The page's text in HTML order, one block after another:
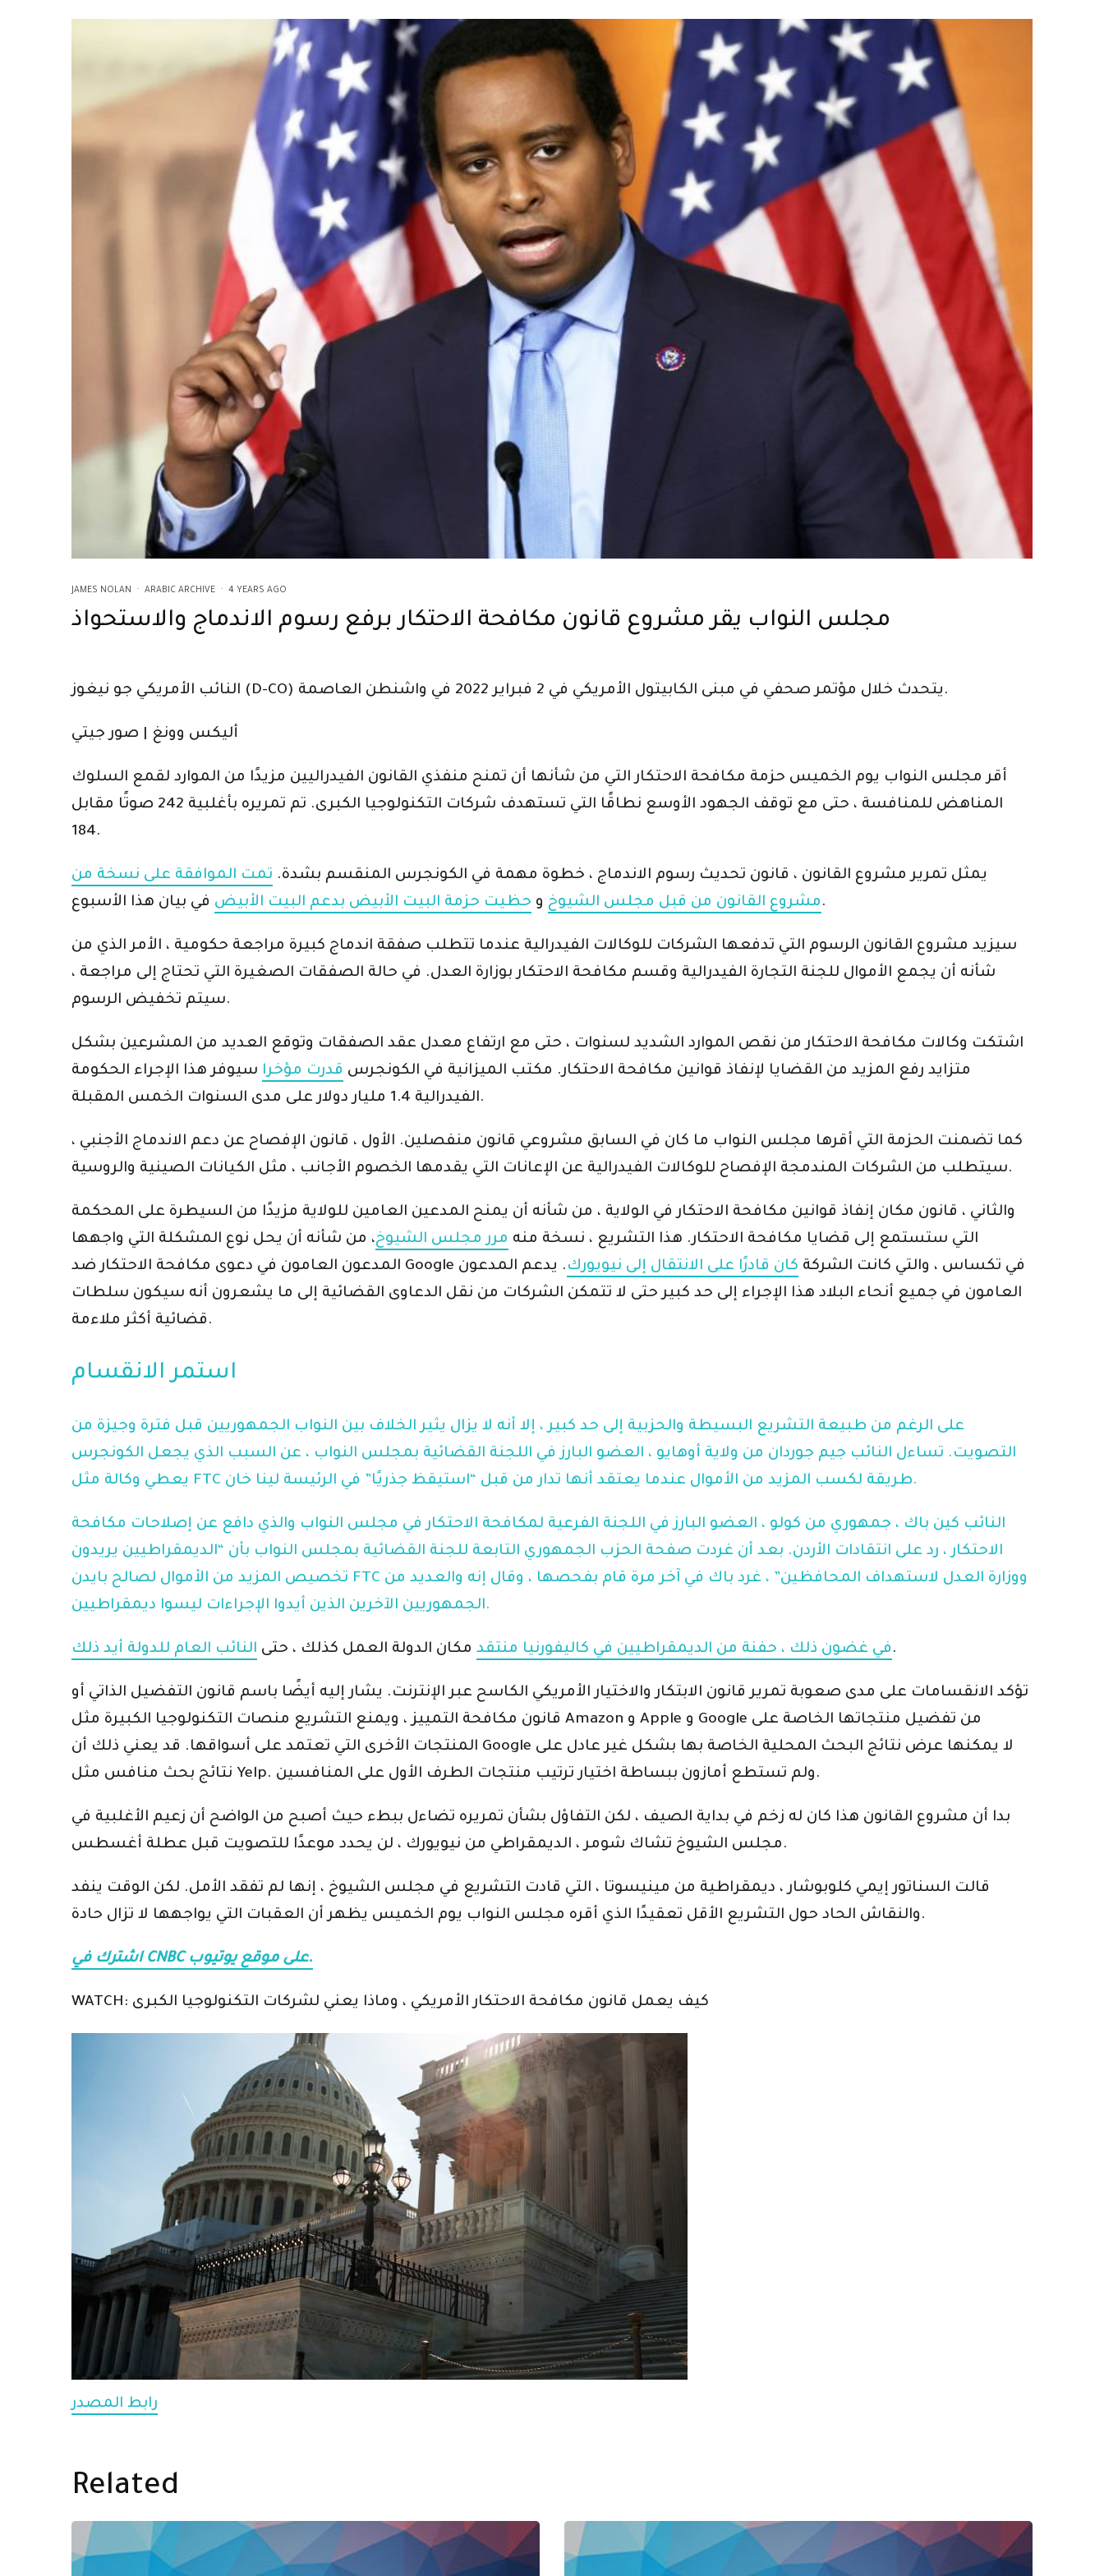
JAMES NOLAN · ARABIC ARCHIVE · 4 YEARS AGO
مجلس النواب يقر مشروع قانون مكافحة الاحتكار برفع رسوم الاندماج والاستحواذ
النائب الأمريكي جو نيغوز (D-CO) يتحدث خلال مؤتمر صحفي في مبنى الكابيتول الأمريكي في 2 فبراير 2022 في واشنطن العاصمة.
أليكس وونغ | صور جيتي
أقر مجلس النواب يوم الخميس حزمة مكافحة الاحتكار التي من شأنها أن تمنح منفذي القانون الفيدراليين مزيدًا من الموارد لقمع السلوك
المناهض للمنافسة ، حتى مع توقف الجهود الأوسع نطاقًا التي تستهدف شركات التكنولوجيا الكبرى. تم تمريره بأغلبية 242 صوتًا مقابل
184.
يمثل تمرير مشروع القانون ، قانون تحديث رسوم الاندماج ، خطوة مهمة في الكونجرس المنقسم بشدة. تمت الموافقة على نسخة من
مشروع القانون من قبل مجلس الشيوخ و حظيت حزمة البيت الأبيض بدعم البيت الأبيض في بيان هذا الأسبوع.
سيزيد مشروع القانون الرسوم التي تدفعها الشركات للوكالات الفيدرالية عندما تتطلب صفقة اندماج كبيرة مراجعة حكومية ، الأمر الذي من
شأنه أن يجمع الأموال للجنة التجارة الفيدرالية وقسم مكافحة الاحتكار بوزارة العدل. في حالة الصفقات الصغيرة التي تحتاج إلى مراجعة ،
سيتم تخفيض الرسوم.
اشتكت وكالات مكافحة الاحتكار من نقص الموارد الشديد لسنوات ، حتى مع ارتفاع معدل عقد الصفقات وتوقع العديد من المشرعين بشكل
متزايد رفع المزيد من القضايا لإنفاذ قوانين مكافحة الاحتكار. مكتب الميزانية في الكونجرس قدرت مؤخرا سيوفر هذا الإجراء الحكومة
الفيدرالية 1.4 مليار دولار على مدى السنوات الخمس المقبلة.
كما تضمنت الحزمة التي أقرها مجلس النواب ما كان في السابق مشروعي قانون منفصلين. الأول ، قانون الإفصاح عن دعم الاندماج الأجنبي ،
سيتطلب من الشركات المندمجة الإفصاح للوكالات الفيدرالية عن الإعانات التي يقدمها الخصوم الأجانب ، مثل الكيانات الصينية والروسية.
والثاني ، قانون مكان إنفاذ قوانين مكافحة الاحتكار في الولاية ، من شأنه أن يمنح المدعين العامين للولاية مزيدًا من السيطرة على المحكمة
التي ستستمع إلى قضايا مكافحة الاحتكار. هذا التشريع ، نسخة منه مرر مجلس الشيوخ، من شأنه أن يحل نوع المشكلة التي واجهها
المدعون العامون في دعوى مكافحة الاحتكار ضد Google في تكساس ، والتي كانت الشركة كان قادرًا على الانتقال إلى نيويورك . يدعم المدعون
العامون في جميع أنحاء البلاد هذا الإجراء إلى حد كبير حتى لا تتمكن الشركات من نقل الدعاوى القضائية إلى ما يشعرون أنه سيكون سلطات
قضائية أكثر ملاءمة.
استمر الانقسام
على الرغم من طبيعة التشريع البسيطة والحزبية إلى حد كبير ، إلا أنه لا يزال يثير الخلاف بين النواب الجمهوريين قبل فترة وجيزة من
التصويت. تساءل النائب جيم جوردان من ولاية أوهايو ، العضو البارز في اللجنة القضائية بمجلس النواب ، عن السبب الذي يجعل الكونجرس
يعطي وكالة مثل FTC طريقة لكسب المزيد من الأموال عندما يعتقد أنها تدار من قبل “استيقظ جذريًا” في الرئيسة لينا خان.
النائب كين باك ، جمهوري من كولو ، العضو البارز في اللجنة الفرعية لمكافحة الاحتكار في مجلس النواب والذي دافع عن إصلاحات مكافحة
الاحتكار ، رد على انتقادات الأردن. بعد أن غردت صفحة الحزب الجمهوري التابعة للجنة القضائية بمجلس النواب بأن “الديمقراطيين يريدون
تخصيص المزيد من الأموال لصالح بايدن FTC ووزارة العدل لاستهداف المحافظين” ، غرد باك في آخر مرة قام بفحصها ، وقال إنه والعديد من
الجمهوريين الآخرين الذين أيدوا الإجراءات ليسوا ديمقراطيين.
في غضون ذلك ، حفنة من الديمقراطيين في كاليفورنيا منتقد مكان الدولة العمل كذلك ، حتى النائب العام للدولة أيد ذلك .
تؤكد الانقسامات على مدى صعوبة تمرير قانون الابتكار والاختيار الأمريكي الكاسح عبر الإنترنت. يشار إليه أيضًا باسم قانون التفضيل الذاتي أو
قانون مكافحة التمييز ، ويمنع التشريع منصات التكنولوجيا الكبيرة مثل Amazon و Apple و Google من تفضيل منتجاتها الخاصة على
المنتجات الأخرى التي تعتمد على أسواقها. قد يعني ذلك أن Google لا يمكنها عرض نتائج البحث المحلية الخاصة بها بشكل غير عادل على
نتائج بحث منافس مثل Yelp. ولم تستطع أمازون ببساطة اختيار ترتيب منتجات الطرف الأول على المنافسين.
بدا أن مشروع القانون هذا كان له زخم في بداية الصيف ، لكن التفاؤل بشأن تمريره تضاءل ببطء حيث أصبح من الواضح أن زعيم الأغلبية في
مجلس الشيوخ تشاك شومر ، الديمقراطي من نيويورك ، لن يحدد موعدًا للتصويت قبل عطلة أغسطس.
قالت السناتور إيمي كلوبوشار ، ديمقراطية من مينيسوتا ، التي قادت التشريع في مجلس الشيوخ ، إنها لم تفقد الأمل. لكن الوقت ينفد
والنقاش الحاد حول التشريع الأقل تعقيدًا الذي أقره مجلس النواب يوم الخميس يظهر أن العقبات التي يواجهها لا تزال حادة.
اشترك في CNBC على موقع يوتيوب.
WATCH: كيف يعمل قانون مكافحة الاحتكار الأمريكي ، وماذا يعني لشركات التكنولوجيا الكبرى
رابط المصدر
Related